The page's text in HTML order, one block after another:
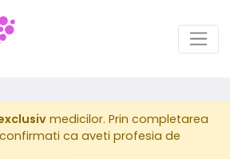
medicilor. Prin completarea
ca aveti profesia de